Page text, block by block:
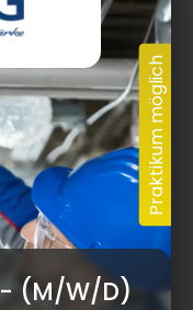
- (M/W/D)